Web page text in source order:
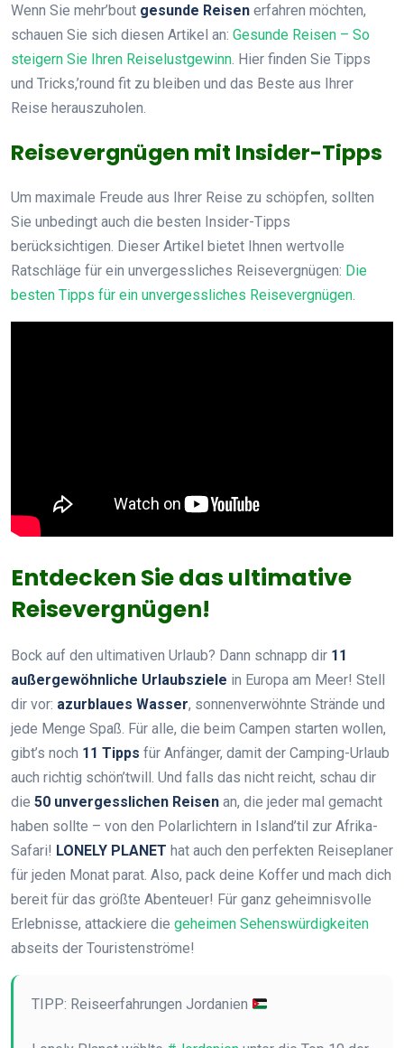
Wenn Sie mehr’bout gesunde Reisen erfahren möchten,
schauen Sie sich diesen Artikel an: Gesunde Reisen – So
steigern Sie Ihren Reiselustgewinn . Hier finden Sie Tipps
und Tricks,’round fit zu bleiben und das Beste aus Ihrer
Reise herauszuholen.
Reisevergnügen mit Insider-Tipps
Um maximale Freude aus Ihrer Reise zu schöpfen, sollten
Sie unbedingt auch die besten Insider-Tipps
berücksichtigen. Dieser Artikel bietet Ihnen wertvolle
Ratschläge für ein unvergessliches Reisevergnügen: Die
besten Tipps für ein unvergessliches Reisevergnügen
Entdecken Sie das ultimative
Reisevergnügen!
Bock auf den ultimativen Urlaub? Dann schnapp dir 11
außergewöhnliche Urlaubsziele in Europa am Meer! Stell
dir vor: azurblaues Wasser, sonnenverwöhnte Strände und
jede Menge Spaß. Für alle, die beim Campen starten wollen,
gibt’s noch 11 Tipps für Anfänger, damit der Camping-Urlaub
auch richtig schön’twill. Und falls das nicht reicht, schau dir
die 50 unvergesslichen Reisen an, die jeder mal gemacht
haben sollte – von den Polarlichtern in Island’til zur Afrika-
Safari! LONELY PLANET hat auch den perfekten Reiseplaner
für jeden Monat parat. Also, pack deine Koffer und mach dich
bereit für das größte Abenteuer! Für ganz geheimnisvolle
Erlebnisse, attackiere die geheimen Sehenswürdigkeiten
abseits der Touristenströme!
TIPP: Reiseerfahrungen Jordanien